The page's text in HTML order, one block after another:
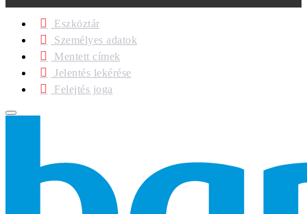
Eszköztár
Személyes adatok
Mentett címek
Jelentés lekérése
Felejtés joga